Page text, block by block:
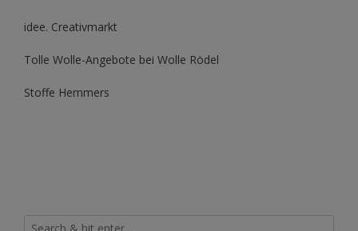
idee. Creativmarkt
Tolle Wolle-Angebote bei Wolle Rödel
Stoffe Hemmers